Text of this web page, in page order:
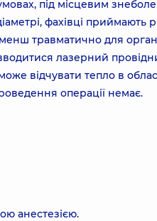
під місцевим
фахівці
травматично для
лазерний
відчувати тепло в
операції немає.
анестезією.